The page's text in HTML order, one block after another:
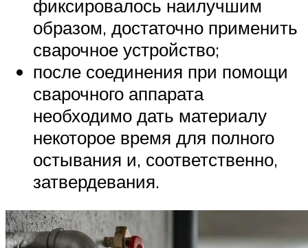
фиксировалось наилучшим
образом, достаточно применить
сварочное устройство;
после соединения при помощи
сварочного аппарата
необходимо дать материалу
некоторое время для полного
остывания и, соответственно,
затвердевания.